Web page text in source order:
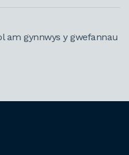
am gynnwys y gwefannau